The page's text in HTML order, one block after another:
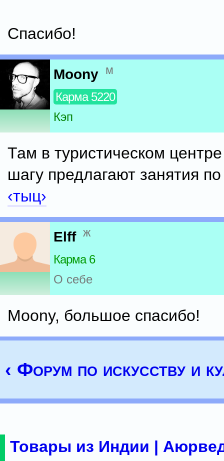
Спасибо!
Moony м
Карма 5220
Кэп
Там в туристическом
шагу предлагают занятия
‹тыц›
Elff ж
Карма 6
О себе
Moony, большое спасибо!
‹ Форум по искусству и
Товары из Индии |